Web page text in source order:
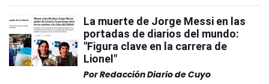
La muerte de Jorge Messi en las
portadas de diarios del mundo:
"Figura clave en la carrera de
Lionel"
PorRedacción Diario de Cuyo